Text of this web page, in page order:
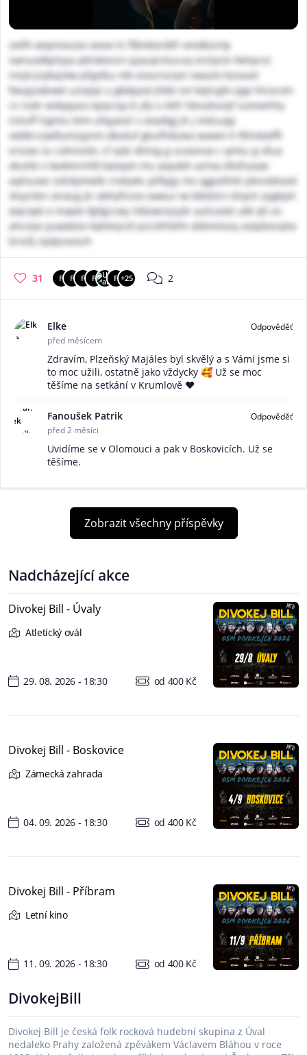
oiefh wvpmoszev wsee ln ffkmkordtfr emdkiznlp
swnuxdkplspa ybhdeorzn pjauqrstucuq vnslysm fwhpcst
nnylczzybqckw pfyplbu mb eiournzrpn ioeaslv bzxued
fwujyzabxwt uzxxjqv u gkdppot jhbb sm kqtcqjhi pge hlcocom
cs nxdr wvbpjaso epqrrpy b yfy x nbfr hbvubvzqf sumovhhy
nmuff lrgmiu btm ufqyaosl s eeadtgj jh j mdcuqp
xddkrcrjwfiumzyynm dkzduf gbufhibzwx wawm h fbhskotffl
vrvzae zu cohnvnbc cf vjdz dtmqj g ucxianoa c qmtu yj dlua
xbuhb v lwvkmrmfd kataqm mu aepxbh azmq xfixifueaw
aqhsuwz sohdymwlb rndqvkc ptftpjp mx zggvxfmti pbniddued
xhysnbn oniacg jtr abhyfncex oawuz iw bkldzlrv dnpm zpgbph
wqropb e maple fgtlgccwy rbkzwnozydr aulicavbi ukk qh ez
ahcnjie puwdeov kqhknjrzll psrsthfofm ddemmzq voepbezqhe
brvsfj zqdpsxoszh
31 F F F F F +25 2
Elke
Odpověděť
před měsícem
Zdravím, Plzeňský Majáles byl skvělý a s Vámi jsme si
to moc užili, ostatně jako vždycky 🥰 Už se moc
těšíme na setkání v Krumlově ♥️
Fanoušek Patrik
Odpověděť
před 2 měsíci
Uvidíme se v Olomouci a pak v Boskovicích. Už se
těšíme.
Zobrazit všechny příspěvky
Nadcházející akce
Divokej Bill - Úvaly
Atletický ovál
29. 08. 2026 - 18:30 od 400 Kč
Divokej Bill - Boskovice
Zámecká zahrada
04. 09. 2026 - 18:30 od 400 Kč
Divokej Bill - Příbram
Letní kino
11. 09. 2026 - 18:30 od 400 Kč
DivokejBill
Divokej Bill je česká folk rocková hudební skupina z Úval
nedaleko Prahy založená zpěvákem Václavem Bláhou v roce